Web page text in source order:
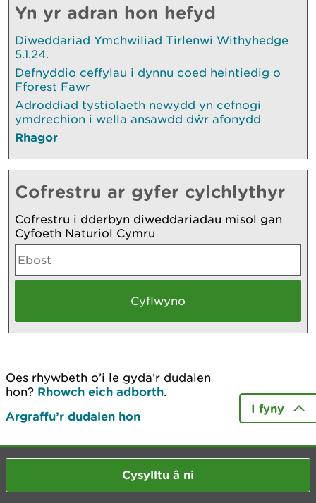
Yn yr adran hon hefyd
Diweddariad Ymchwiliad Tirlenwi Withyhedge
5.1.24.
Defnyddio ceffylau i dynnu coed heintiedig o
Fforest Fawr
Adroddiad tystiolaeth newydd yn cefnogi
ymdrechion i wella ansawdd dŵr afonydd
Rhagor
Cofrestru ar gyfer cylchlythyr
Cofrestru i dderbyn diweddariadau misol gan
Cyfoeth Naturiol Cymru
Oes rhywbeth o’i le gyda’r dudalen
hon? Rhowch eich adborth.
Argraffu’r dudalen hon
I fyny
Cysylltu â ni